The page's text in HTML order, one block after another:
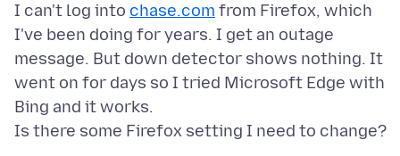
I can't log into chase.com from Firefox, which
I've been doing for years. I get an outage
message. But down detector shows nothing. It
went on for days so I tried Microsoft Edge with
Bing and it works.